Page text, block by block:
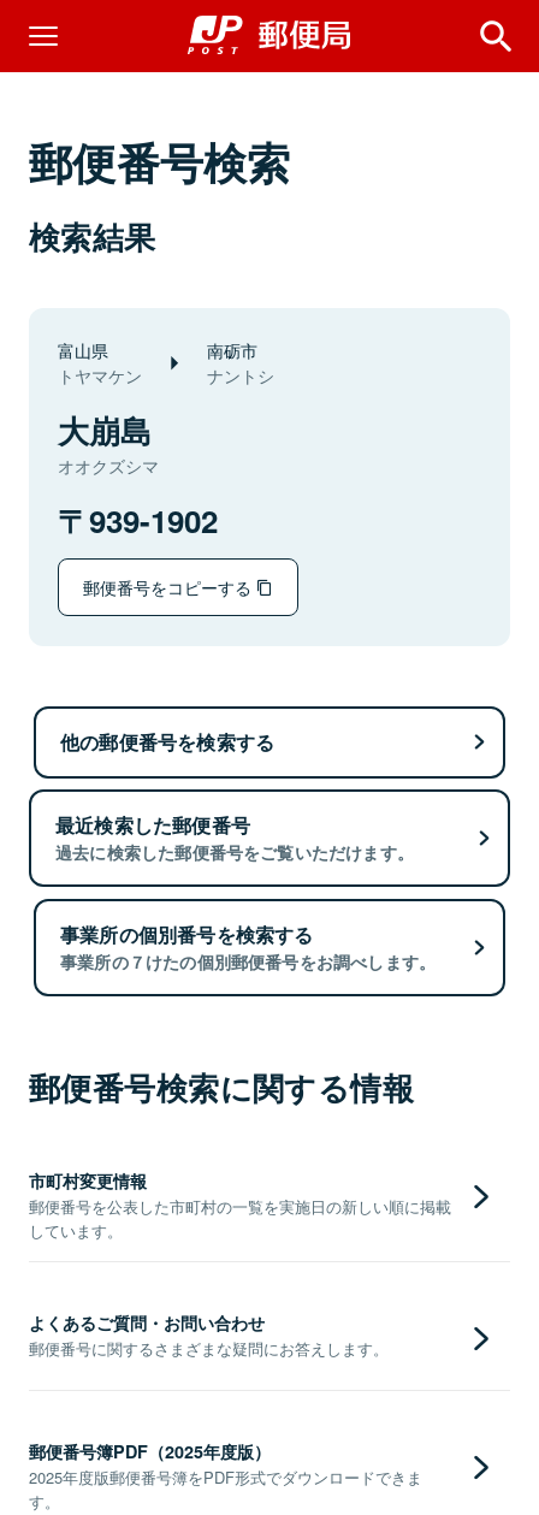
郵便番号検索
検索結果
富山県
トヤマケン
南砺市
ナントシ
大崩島
オオクズシマ
939-1902
郵便番号をコピーする
他の郵便番号を検索する
最近検索した郵便番号
過去に検索した郵便番号をご覧いただけます。
事業所の個別番号を検索する
事業所の７けたの個別郵便番号をお調べします。
郵便番号検索に関する情報
市町村変更情報
郵便番号を公表した市町村の一覧を実施日の新しい順に掲載
しています。
よくあるご質問・お問い合わせ
郵便番号に関するさまざまな疑問にお答えします。
郵便番号簿PDF（2025年度版）
2025年度版郵便番号簿をPDF形式でダウンロードできま
す。